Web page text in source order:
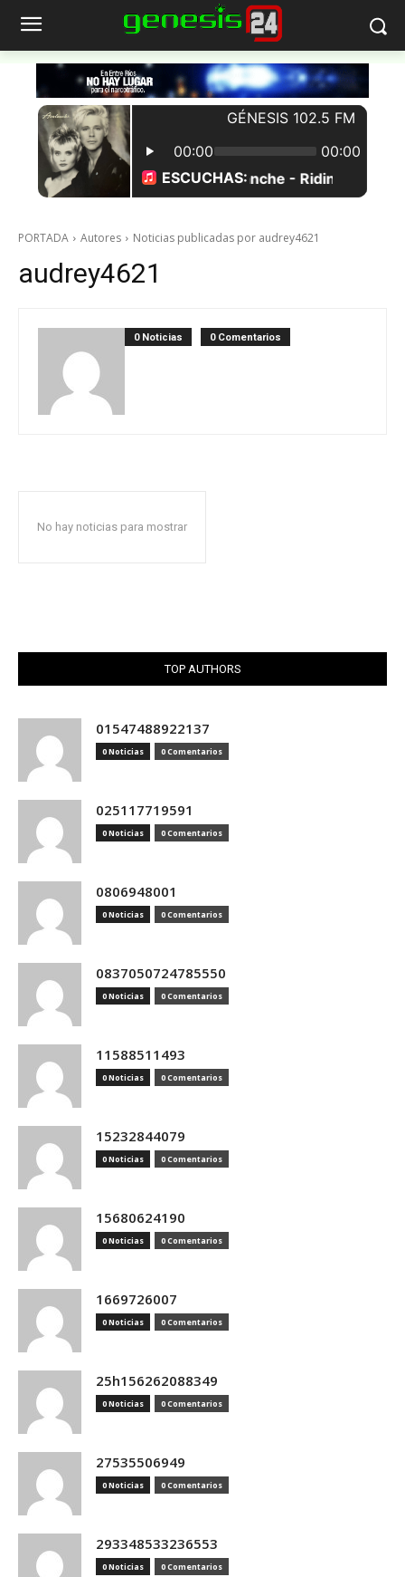
PORTADA Autores Noticias publicadas por audrey4621
audrey4621
0 Noticias 0 Comentarios
No hay noticias para mostrar
TOP AUTHORS
01547488922137
0 Noticias 0 Comentarios
025117719591
0 Noticias 0 Comentarios
0806948001
0 Noticias 0 Comentarios
0837050724785550
0 Noticias 0 Comentarios
11588511493
0 Noticias 0 Comentarios
15232844079
0 Noticias 0 Comentarios
15680624190
0 Noticias 0 Comentarios
1669726007
0 Noticias 0 Comentarios
25h156262088349
0 Noticias 0 Comentarios
27535506949
0 Noticias 0 Comentarios
293348533236553
0 Noticias 0 Comentarios